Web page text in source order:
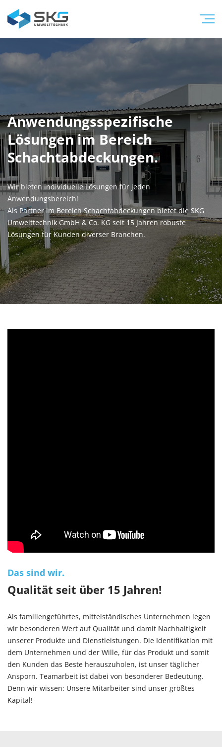
Anwendungsspezifische
Lösungen im Bereich
Schachtabdeckungen.
Wir bieten individuelle Lösungen für jeden
Anwendungsbereich!
Als Partner im Bereich Schachtabdeckungen bietet die SKG
Umwelttechnik GmbH & Co. KG seit 15 Jahren robuste
Lösungen für Kunden diverser Branchen.
Das sind wir.
Qualität seit über 15 Jahren!
Als familiengeführtes, mittelständisches Unternehmen legen
wir besonderen Wert auf Qualität und damit Nachhaltigkeit
unserer Produkte und Dienstleistungen. Die Identifikation mit
dem Unternehmen und der Wille, für das Produkt und somit
den Kunden das Beste herauszuholen, ist unser täglicher
Ansporn. Teamarbeit ist dabei von besonderer Bedeutung.
Denn wir wissen: Unsere Mitarbeiter sind unser größtes
Kapital!